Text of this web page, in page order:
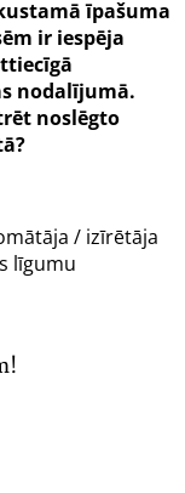
īpašuma
ir iespēja
nodalījumā.
noslēgto
/ izīrētāja
līgumu